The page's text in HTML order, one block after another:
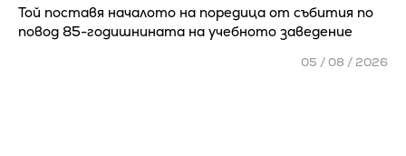
Той поставя началото на поредица от събития по
повод 85-годишнината на учебното заведение
05 / 08 / 2026